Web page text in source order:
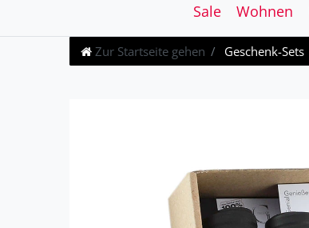
Sale Wohnen
Zur Startseite gehen Geschenk-Sets